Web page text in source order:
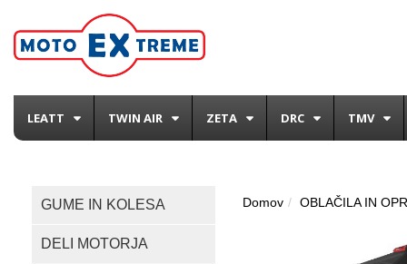
LEATT TWIN AIR ZETA DRC TMV
GUME IN KOLESA
DELI MOTORJA
Domov OBLAČILA IN